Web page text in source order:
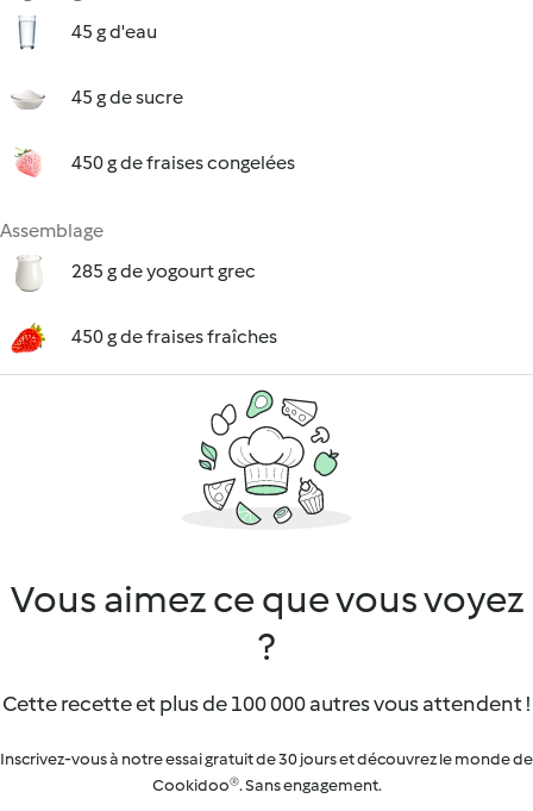
45 g d'eau
45 g de sucre
450 g de fraises congelées
Assemblage
285 g de yogourt grec
450 g de fraises fraîches
Vous aimez ce que vous voyez
?
Cette recette et plus de 100 000 autres vous attendent !
Inscrivez-vous à notre essai gratuit de 30 jours et découvrez le monde de
Cookidoo®. Sans engagement.